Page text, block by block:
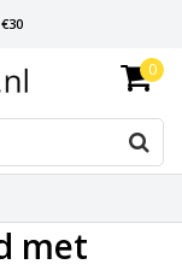
0
met